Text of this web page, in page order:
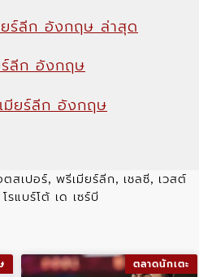
ยร์ลีก อังกฤษ ล่าสุด
ลีก อังกฤษ
มียร์ลีก อังกฤษ
สเปอร์, พรีเมียร์ลีก, เชลซี, เวสต์
โรแบร์โต้ เด เซร์บี
ตลาดนักเตะ